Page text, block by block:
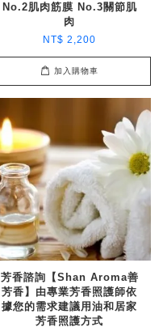
No.2肌肉筋膜 No.3關節肌
肉
NT$ 2,200
加入購物車
芳香諮詢【Shan Aroma善
芳香】由專業芳香照護師依
據您的需求建議用油和居家
芳香照護方式